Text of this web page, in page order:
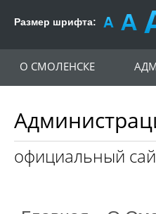
Размер шрифта:
официальный
О СМОЛЕНСКЕ